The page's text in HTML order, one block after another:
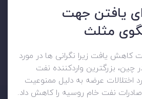
یافتن جهت
مثلث
کاهش یافت زیرا نگرانی ها در مورد
بزرگترین واردکننده نفت
اختلالات عرضه به دلیل ممنوعیت
صادرات نفت خام روسیه را کاهش داد.